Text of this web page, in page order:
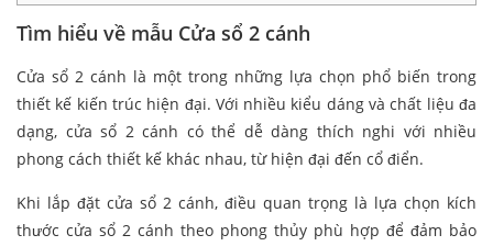
Tìm hiểu về mẫu Cửa sổ 2 cánh
Cửa sổ 2 cánh là một trong những lựa chọn phổ biến trong
thiết kế kiến trúc hiện đại. Với nhiều kiểu dáng và chất liệu đa
dạng, cửa sổ 2 cánh có thể dễ dàng thích nghi với nhiều
phong cách thiết kế khác nhau, từ hiện đại đến cổ điển.
Khi lắp đặt cửa sổ 2 cánh, điều quan trọng là lựa chọn kích
thước cửa sổ 2 cánh theo phong thủy phù hợp để đảm bảo